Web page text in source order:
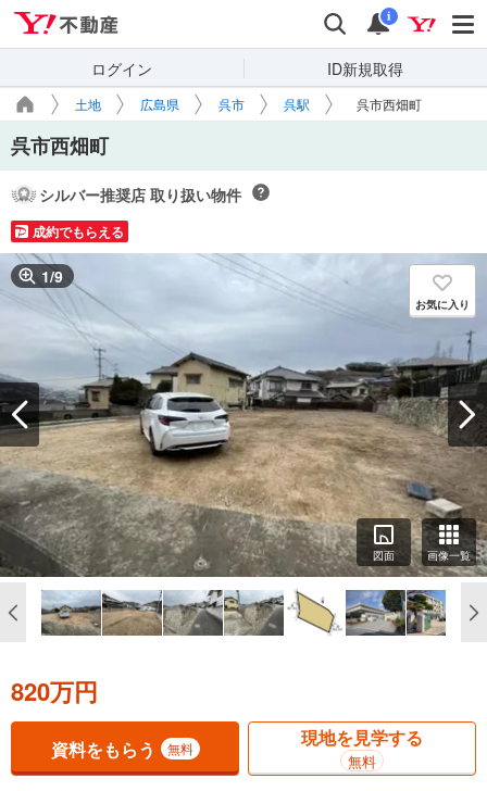
検索 通知
i
ログイン ID新規取得
土地 広島県 呉市 呉駅 呉市西畑町
呉市西畑町
シルバー推奨店 取り扱い物件
成約でもらえる
1/9
お気に入り
図面 画像一覧
820万円
資料をもらう 無料 現地を見学する
無料